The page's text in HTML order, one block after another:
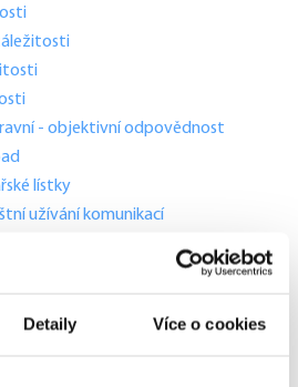
Detaily Více o cookies
- objektivní odpovědnost
lístky
užívání komunikací